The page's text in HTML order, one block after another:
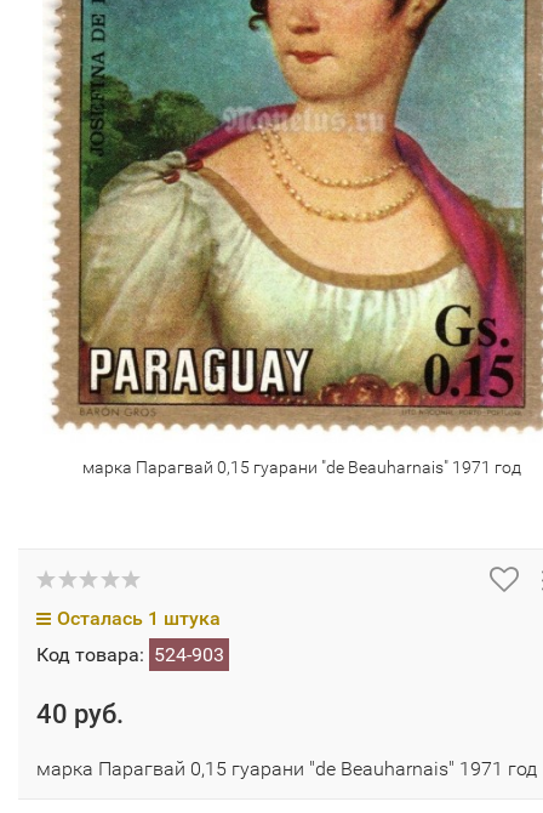
марка Парагвай 0,15 гуарани "de Beauharnais" 1971 год
Осталась 1 штука
Код товара: 524-903
40 руб.
марка Парагвай 0,15 гуарани "de Beauharnais" 1971 год